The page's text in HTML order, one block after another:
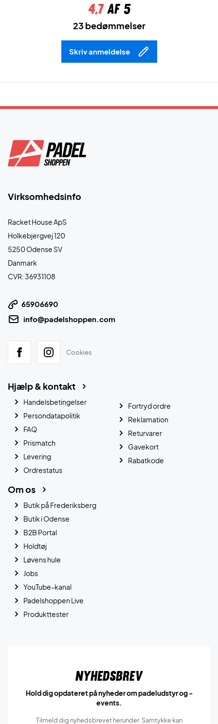
4,7af 5
23 bedømmelser
Skriv anmeldelse
Virksomhedsinfo
Racket House ApS
Holkebjergvej 120
5250 Odense SV
Danmark
CVR: 36931108
65906690
info@padelshoppen.com
Cookies
Hjælp & kontakt
Handelsbetingelser
Persondatapolitik
FAQ
Prismatch
Levering
Ordrestatus
Fortryd ordre
Reklamation
Returvarer
Gavekort
Rabatkode
Om os
Butik på Frederiksberg
Butik i Odense
B2B Portal
Holdtøj
Løvens hule
Jobs
YouTube-kanal
Padelshoppen Live
Produkttester
Nyhedsbrev
Hold dig opdateret på nyheder om padeludstyr og -
events.
Tilmeld dig nyhedsbrevet herunder. Samtykke kan